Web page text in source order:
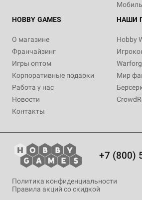
HOBBY GAMES
О магазине
Франчайзинг
Игры оптом
Корпоративные подарки
Работа у нас
Новости
Контакты
НАШИ
Hobby
Мир
+7 (800)
Политика конфиденциальности
Правила акций со скидкой